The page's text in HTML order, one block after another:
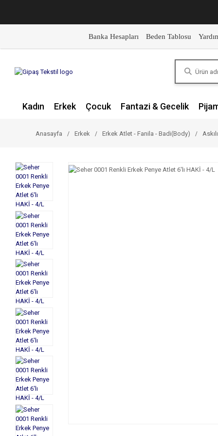
Banka Hesapları Beden Tablosu
Kadın Erkek Çocuk Fantazi & Gecelik
Anasayfa Erkek Erkek Atlet - Fanila - Badi(Body)